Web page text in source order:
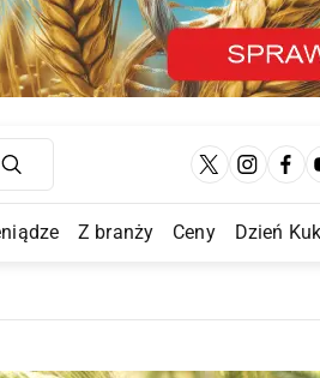
Z branży Ceny Dzień